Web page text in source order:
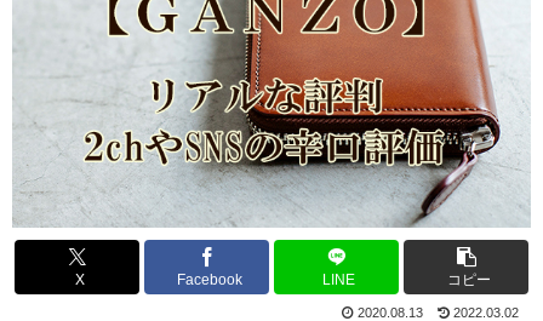
X Facebook LINE コピー
2020.08.13 2022.03.02